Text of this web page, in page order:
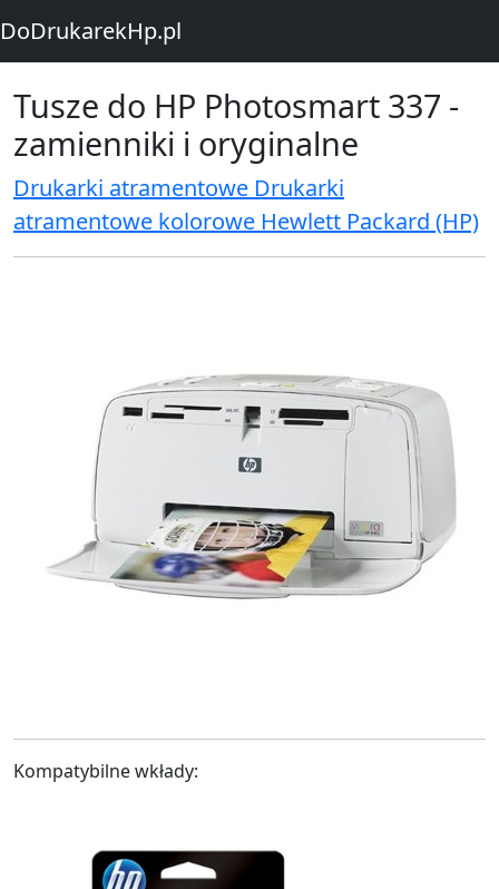
DoDrukarekHp.pl
Tusze do HP Photosmart 337 -
zamienniki i oryginalne
Drukarki atramentowe Drukarki
atramentowe kolorowe Hewlett Packard (HP)
Kompatybilne wkłady: